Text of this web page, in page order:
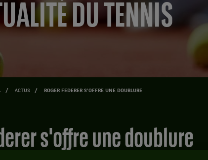
DU TENNIS
ACTUS ROGER FEDERER S'OFFRE UNE DOUBLURE
s'offre une doublure